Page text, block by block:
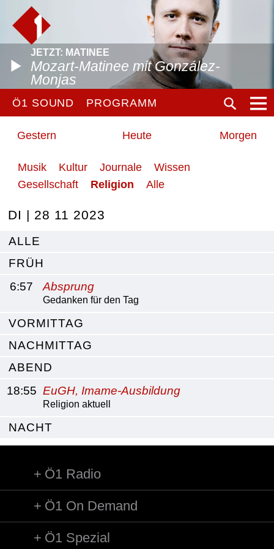
JETZT: MATINEE
Mozart-Matinee mit González-
Monjas
Ö1 SOUND PROGRAMM
Gestern Heute Morgen
Musik Kultur Journale
Wissen
Gesellschaft
Religion Alle
DI | 28 11 2023
ALLE
FRÜH
6:57
Absprung
Gedanken für den Tag
VORMITTAG
NACHMITTAG
ABEND
18:55 EuGH, Imame-Ausbildung
Religion aktuell
NACHT
Ö1 Radio
Ö1 On Demand
Ö1 Spezial